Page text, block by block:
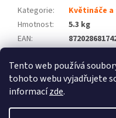
Tento web používá
tohoto webu vyjadřujete
informacízde.
Kategorie:
Květináče
Hmotnost:
5.3 kg
EAN:
Počet balíků: 1